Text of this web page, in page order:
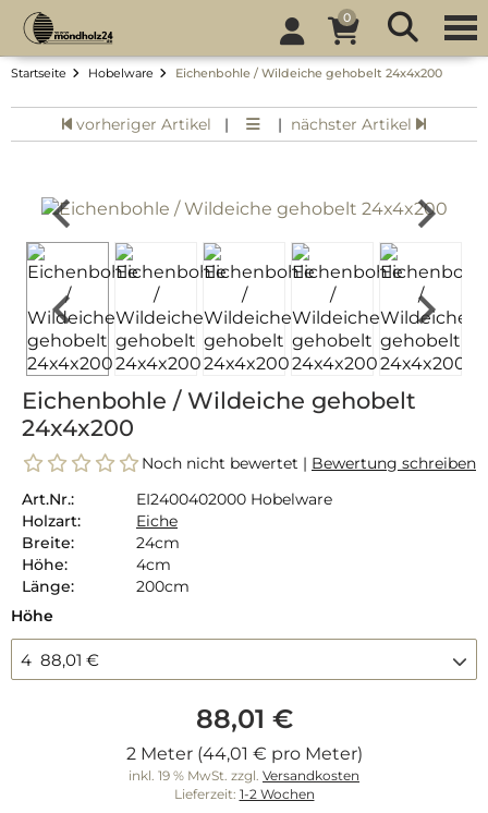
0
Startseite Hobelware Eichenbohle / Wildeiche gehobelt 24x4x200
vorheriger Artikel | | nächster Artikel
Eichenbohle / Wildeiche gehobelt
24x4x200
Noch nicht bewertet | Bewertung schreiben
Art.Nr.:
EI2400402000 Hobelware
Holzart:
Eiche
Breite:
24cm
Höhe:
4cm
Länge:
200cm
Höhe
4 88,01 €
88,01 €
2 Meter (44,01 € pro Meter)
inkl. 19 % MwSt. zzgl. Versandkosten
Lieferzeit: 1-2 Wochen